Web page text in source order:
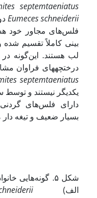
septemtaeniatus
Eumeces schneiderii
فلس‌های مجاور خود
بینی کاملاً تقسیم
لب هستند. این‌گونه
درختچههای فراوان مشاهده
septemtaeniatus
یکدیگر نیستند و توسط
دارای فلس‌های
بسیار ضعیف و تیغه دار
الف)